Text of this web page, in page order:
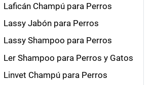
Laficán Champú para Perros
Lassy Jabón para Perros
Lassy Shampoo para Perros
Ler Shampoo para Perros y Gatos
Linvet Champú para Perros